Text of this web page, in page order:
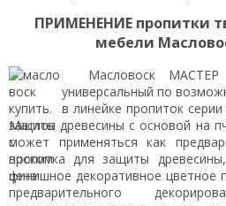
ПРИМЕНЕНИЕ пропитки
мебели
Масловоск МАСТЕР
универсальный по
в линейке пропиток
защиты древесины с основой на
может применяться как
пропитка для защиты
финишное декоративное цветное
предварительного